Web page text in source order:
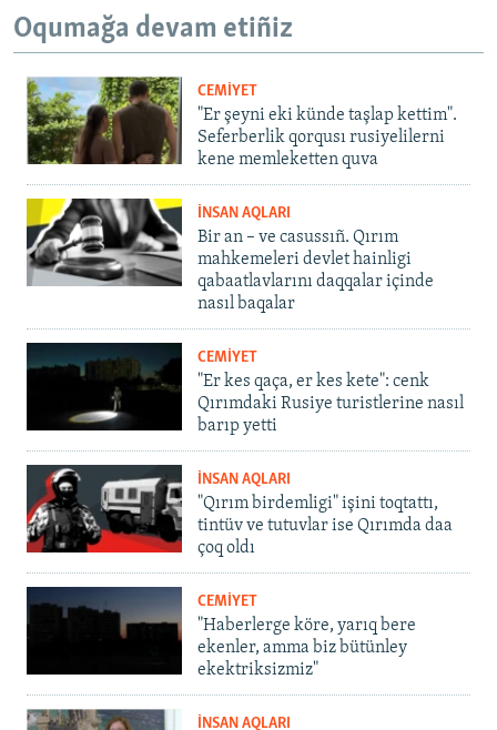
Oqumağa devam etiñiz
CEMİYET
"Er şeyni eki künde taşlap kettim".
Seferberlik qorqusı rusiyelilerni
kene memleketten quva
İNSAN AQLARI
Bir an – ve casussıñ. Qırım
mahkemeleri devlet hainligi
qabaatlavlarını daqqalar içinde
nasıl baqalar
CEMİYET
"Er kes qaça, er kes kete": cenk
Qırımdaki Rusiye turistlerine nasıl
barıp yetti
İNSAN AQLARI
"Qırım birdemligi" işini toqtattı,
tintüv ve tutuvlar ise Qırımda daa
çoq oldı
CEMİYET
"Haberlerge köre, yarıq bere
ekenler, amma biz bütünley
ekektriksizmiz"
İNSAN AQLARI